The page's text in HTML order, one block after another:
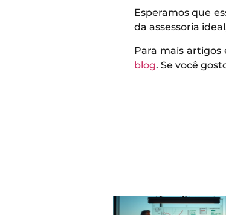
Esperamos que
da assessoria
Para mais artigos
blog. Se você